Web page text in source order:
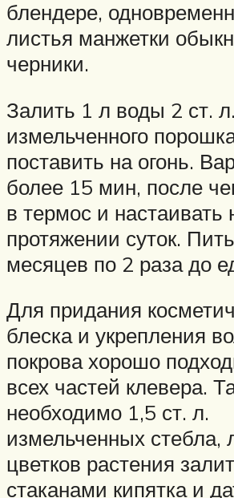
блендере,
листья манжетки
черники.
Залить 1 л воды 2 ст. л.
измельченного
поставить на огонь.
более 15 мин, после
в термос и настаивать
протяжении суток.
месяцев по 2 раза до
Для придания
блеска и укрепления
покрова хорошо
всех частей клевера.
необходимо 1,5 ст. л.
измельченных стебла,
цветков растения
стаканами кипятка и